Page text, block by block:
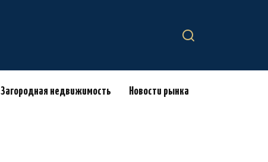
Загородная недвижимость Новости рынка